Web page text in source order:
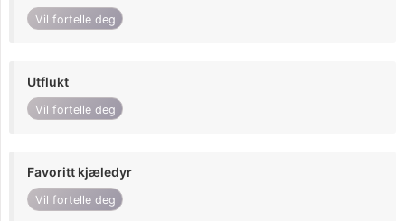
Vil fortelle deg
Utflukt
Vil fortelle deg
Favoritt kjæledyr
Vil fortelle deg